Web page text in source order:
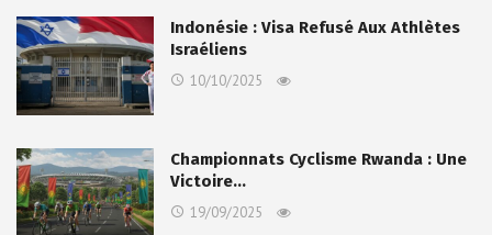
Indonésie : Visa Refusé Aux Athlètes
Israéliens
10/10/2025
Championnats Cyclisme Rwanda : Une
Victoire…
19/09/2025